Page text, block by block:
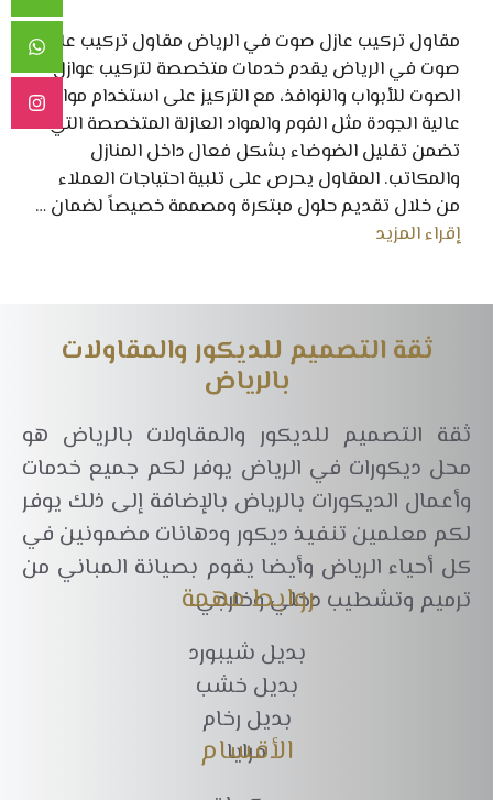
مقاول تركيب عازل صوت في الرياض مقاول تركيب عازل
صوت في الرياض يقدم خدمات متخصصة لتركيب عوازل
الصوت للأبواب والنوافذ، مع التركيز على استخدام مواد
عالية الجودة مثل الفوم والمواد العازلة المتخصصة التي
تضمن تقليل الضوضاء بشكل فعال داخل المنازل
والمكاتب. المقاول يحرص على تلبية احتياجات العملاء
من خلال تقديم حلول مبتكرة ومصممة خصيصاً لضمان …
إقراء المزيد
ثقة التصميم للديكور والمقاولات
بالرياض
ثقة التصميم للديكور والمقاولات بالرياض هو
محل ديكورات في الرياض يوفر لكم جميع خدمات
وأعمال الديكورات بالرياض بالإضافة إلى ذلك يوفر
لكم معلمين تنفيذ ديكور ودهانات مضمونين في
كل أحياء الرياض وأيضا يقوم بصيانة المباني من
ترميم وتشطيب دخلي وخارجي.
روابط مهمة
بديل شيبورد
بديل خشب
بديل رخام
مرايا
الأقسام